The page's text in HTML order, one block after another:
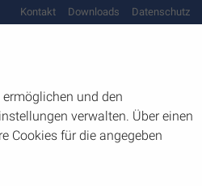
Kontakt Downloads Datenschutz
und den
verwalten. Über einen
Cookies für die angegeben